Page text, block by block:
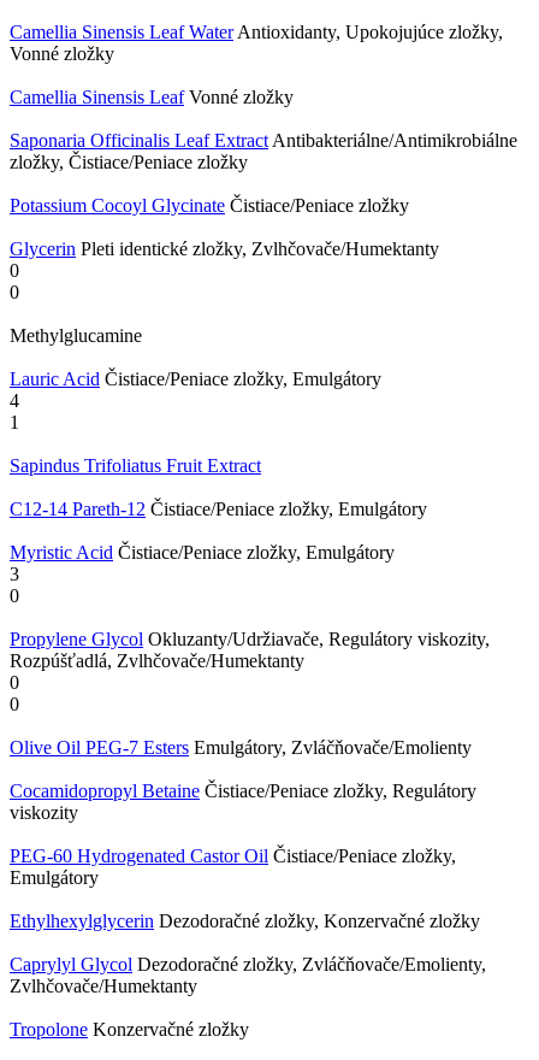
Camellia Sinensis Leaf Water Antioxidanty, Upokojujúce zložky,
Vonné zložky
Camellia Sinensis Leaf Vonné zložky
Saponaria Officinalis Leaf Extract Antibakteriálne/Antimikrobiálne
zložky, Čistiace/Peniace zložky
Potassium Cocoyl Glycinate Čistiace/Peniace zložky
Glycerin Pleti identické zložky, Zvlhčovače/Humektanty
0
0
Methylglucamine
Lauric Acid Čistiace/Peniace zložky, Emulgátory
4
1
Sapindus Trifoliatus Fruit Extract
C12-14 Pareth-12 Čistiace/Peniace zložky, Emulgátory
Myristic Acid Čistiace/Peniace zložky, Emulgátory
3
0
Propylene Glycol Okluzanty/Udržiavače, Regulátory viskozity,
Rozpúšťadlá, Zvlhčovače/Humektanty
0
0
Olive Oil PEG-7 Esters Emulgátory, Zvláčňovače/Emolienty
Cocamidopropyl Betaine Čistiace/Peniace zložky, Regulátory
viskozity
PEG-60 Hydrogenated Castor Oil Čistiace/Peniace zložky,
Emulgátory
Ethylhexylglycerin Dezodoračné zložky, Konzervačné zložky
Caprylyl Glycol Dezodoračné zložky, Zvláčňovače/Emolienty,
Zvlhčovače/Humektanty
Tropolone Konzervačné zložky